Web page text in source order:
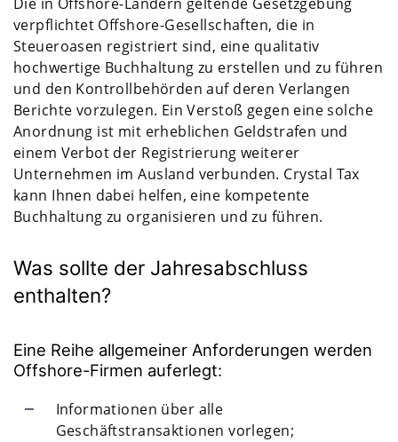
verpflichtet Offshore-Gesellschaften, die in
Steueroasen registriert sind, eine qualitativ
hochwertige Buchhaltung zu erstellen und zu führen
und den Kontrollbehörden auf deren Verlangen
Berichte vorzulegen. Ein Verstoß gegen eine solche
Anordnung ist mit erheblichen Geldstrafen und
einem Verbot der Registrierung weiterer
Unternehmen im Ausland verbunden. Crystal Tax
kann Ihnen dabei helfen, eine kompetente
Buchhaltung zu organisieren und zu führen.
Was sollte der Jahresabschluss
enthalten?
Eine Reihe allgemeiner Anforderungen werden
Offshore-Firmen auferlegt:
Informationen über alle
Geschäftstransaktionen vorlegen;